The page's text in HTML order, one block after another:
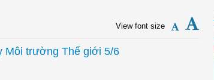
View font size
Môi trường Thế giới 5/6